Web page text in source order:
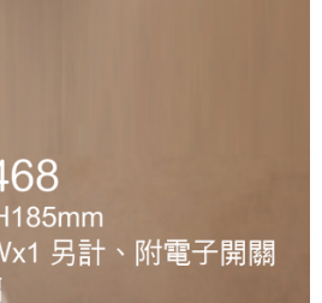
法定代理人或監護人之同意方可使用
意申辦者引起之損失，本公司不負相關責
，將依據個別帳號之用戶狀況，依本公司即
仍有額度不足之情形，本公司將視審查結果
用他人資訊註冊。若發現惡意使用之情形，